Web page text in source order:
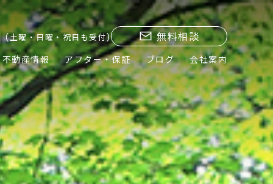
(土曜・日曜・祝日も受付) 無料相談
不動産情報 アフター・保証 ブログ 会社案内